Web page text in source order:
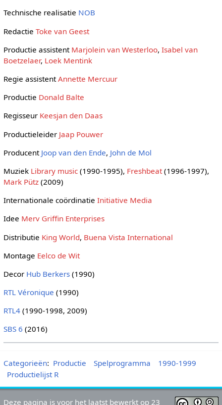
Technische realisatie NOB
Redactie Toke van Geest
Productie assistent Marjolein van Westerloo, Isabel van
Boetzelaer, Loek Mentink
Regie assistentAnnette Mercuur
Productie Donald Balte
Regisseur Keesjan den Daas
Productieleider Jaap Pouwer
Producent Joop van den Ende, John de Mol
Muziek Library music(1990-1995), Freshbeat(1996-1997),
Mark Pütz(2009)
Internationale coördinatie Initiative Media
Idee Merv Griffin Enterprises
Distributie King World, Buena Vista International
Montage Eelco de Wit
Decor Hub Berkers(1990)
RTL Véronique (1990)
RTL4(1990-1998, 2009)
SBS 6 (2016)
Categorieën: Productie Spelprogramma
1990-1999
Productielijst R
Deze pagina is voor het laatst bewerkt op 23